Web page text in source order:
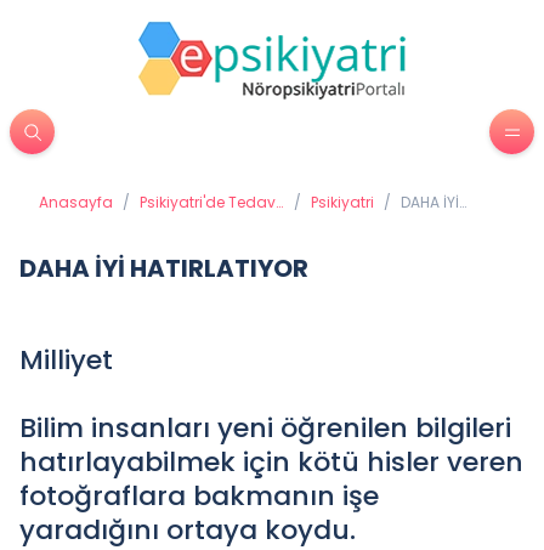
Anasayfa / Psikiyatri'de Tedavi
/ Psikiyatri / DAHA İYİ
DAHA İYİ HATIRLATIYOR
Milliyet
Bilim insanları yeni öğrenilen bilgileri
hatırlayabilmek için kötü hisler veren
fotoğraflara bakmanın işe
yaradığını ortaya koydu.